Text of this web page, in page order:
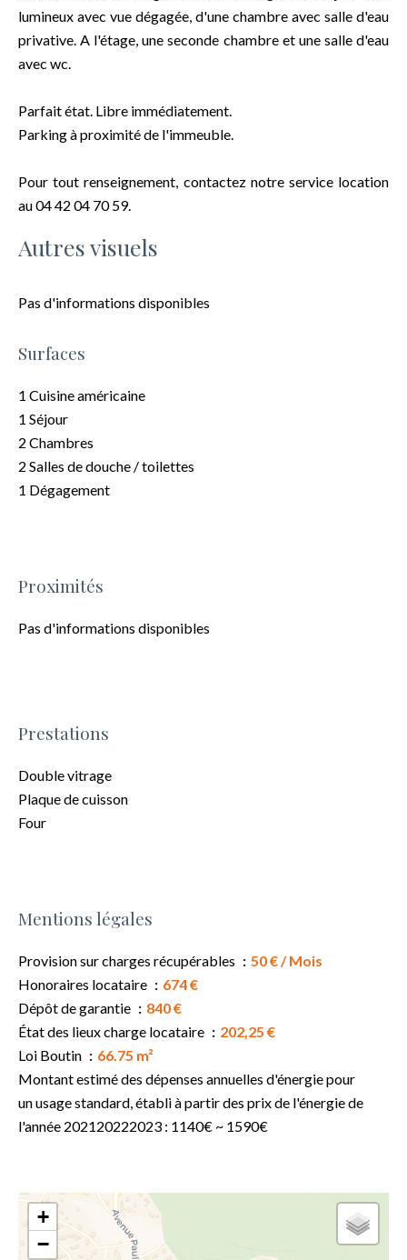
lumineux avec vue dégagée, d'une chambre avec salle d'eau
privative. A l'étage, une seconde chambre et une salle d'eau
avec wc.
Parfait état. Libre immédiatement.
Parking à proximité de l'immeuble.
Pour tout renseignement, contactez notre service location
au 04 42 04 70 59.
Autres visuels
Pas d'informations disponibles
Surfaces
1 Cuisine américaine
1 Séjour
2 Chambres
2 Salles de douche / toilettes
1 Dégagement
Proximités
Pas d'informations disponibles
Prestations
Double vitrage
Plaque de cuisson
Four
Mentions légales
Provision sur charges récupérables
50 € / Mois
Honoraires locataire
674 €
Dépôt de garantie
840 €
État des lieux charge locataire
202,25 €
Loi Boutin
66.75 m²
Montant estimé des dépenses annuelles d'énergie pour
un usage standard, établi à partir des prix de l'énergie de
l'année 202120222023 : 1140€ ~ 1590€
+
−